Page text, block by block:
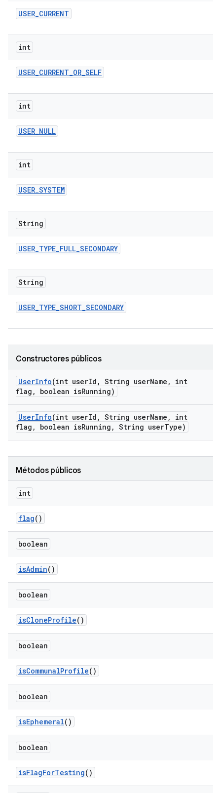
USER_CURRENT
int
USER_CURRENT_OR_SELF
int
USER_NULL
int
USER_SYSTEM
String
USER_TYPE_FULL_SECONDARY
String
USER_TYPE_SHORT_SECONDARY
Constructores públicos
UserInfo(int userId , String userName ,
int
flag , boolean isRunning)
UserInfo(int userId , String userName ,
int
flag , boolean isRunning , String userType)
Métodos públicos
int
flag()
boolean
isAdmin()
boolean
isCloneProfile()
boolean
isCommunalProfile()
boolean
isEphemeral()
boolean
isFlagForTesting()